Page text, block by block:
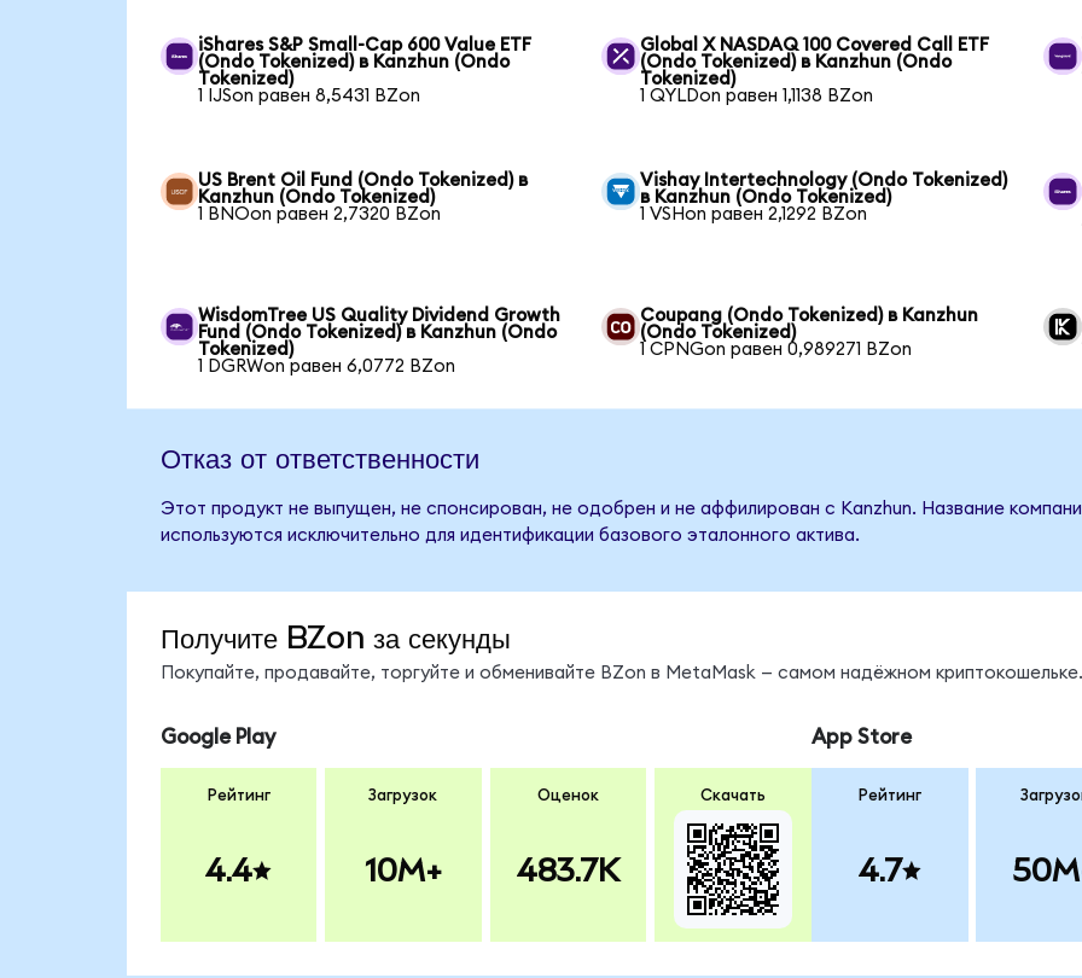
iShares S&P Small-Cap 600 Value ETF
(Ondo Tokenized) в Kanzhun (Ondo
Tokenized)
1 IJSon равен 8,5431 BZon
Global X NASDAQ 100 Covered Call ETF
(Ondo Tokenized) в Kanzhun (Ondo
Tokenized)
1 QYLDon равен 1,1138 BZon
US Brent Oil Fund (Ondo Tokenized) в
Kanzhun (Ondo Tokenized)
1 BNOon равен 2,7320 BZon
Vishay Intertechnology (Ondo Tokenized)
в Kanzhun (Ondo Tokenized)
1 VSHon равен 2,1292 BZon
WisdomTree US Quality Dividend Growth
Fund (Ondo Tokenized) в Kanzhun (Ondo
Tokenized)
1 DGRWon равен 6,0772 BZon
Coupang (Ondo Tokenized) в Kanzhun
(Ondo Tokenized)
1 CPNGon равен 0,989271 BZon
Отказ от ответственности
Этот продукт не выпущен, не спонсирован, не одобрен и не аффилирован с Kanzhun. Название
используются исключительно для идентификации базового эталонного актива.
Получите BZon за секунды
Покупайте, продавайте, торгуйте и обменивайте BZon в MetaMask — самом надёжном криптокошельке.
Google Play
Рейтинг
4.4
Загрузок
10M+
Оценок
483.7K
Скачать
App Store
Рейтинг
4.7